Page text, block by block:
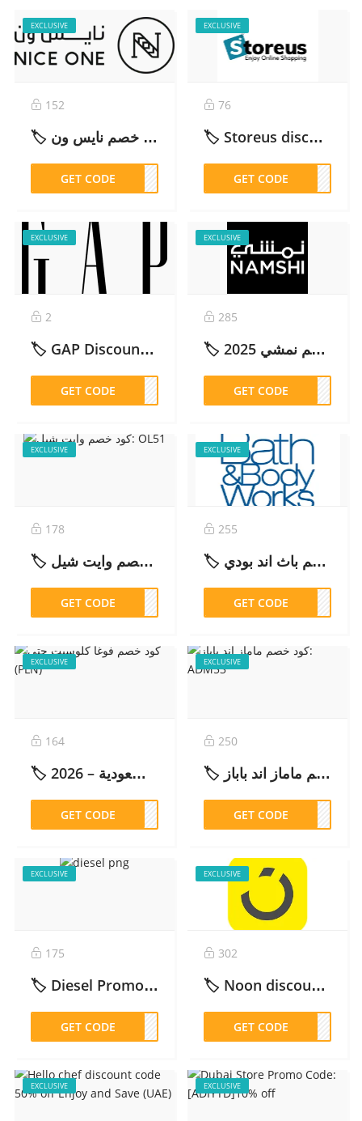
EXCLUSIVE
152
🏷️ كود خصم نايس ون: (Z13) | خصومات حتى 30% + توفير إضافي – 2026
GET CODE
EXCLUSIVE
76
🏷️ Storeus discount code 15% Off (AE) – 2026
GET CODEST01
EXCLUSIVE
2
🏷️ GAP Discount Code: 20% OFF Sitewide (Copy & Click) – 2026
GET CODETLOB
EXCLUSIVE
285
🏷️ كود خصم نمشي 2025 – ADM10 | أفضل عروض وصفقات اليوم – 2026
GET CODEDM10
EXCLUSIVE
178
🏷️ كود خصم وايت شيل: OL51 – 2026
GET CODEOL51
EXCLUSIVE
255
🏷️ كود خصم باث اند بودي: D22Y – 2026
GET CODED22Y
EXCLUSIVE
164
🏷️ كود خصم فوغا كلوسيت | خصم حصري حتى 80% على الأزياء للسعودية – 2026
GET CODE
EXCLUSIVE
250
🏷️ كود خصم ماماز اند باباز: ADM53 15% احصل على – 2026
GET CODEDM53
EXCLUSIVE
175
🏷️ Diesel Promo Code ADM45: 15% Off for SA, UAE, Kuwait, Qatar & Oman – 2026
GET CODEDM45
EXCLUSIVE
302
🏷️ Noon discount code : ADM164 10% up to 50 AED/SAR Cashback – 2026
GET CODEM164
EXCLUSIVE EXCLUSIVE